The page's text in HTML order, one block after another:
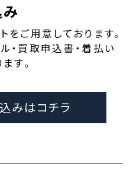
ご用意しております。
・買取申込書・着払い
す。
みはコチラ